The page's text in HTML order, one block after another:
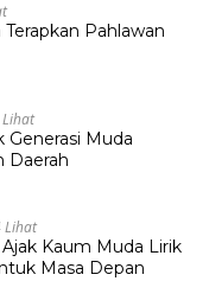
Pahlawan
Generasi Muda
Daerah
Lihat
Kaum Muda Lirik
Masa Depan